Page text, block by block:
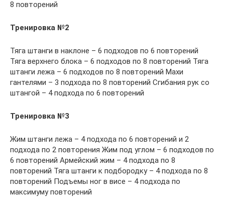
8 повторений
Тренировка №2
Тяга штанги в наклоне – 6 подходов по 6 повторений
Тяга верхнего блока – 6 подходов по 8 повторений Тяга
штанги лежа – 6 подходов по 8 повторений Махи
гантелями – 3 подхода по 8 повторений Сгибания рук со
штангой – 4 подхода по 6 повторений
Тренировка №3
Жим штанги лежа – 4 подхода по 6 повторений и 2
подхода по 2 повторения Жим под углом – 6 подходов по
6 повторений Армейский жим – 4 подхода по 8
повторений Тяга штанги к подбородку – 4 подхода по 8
повторений Подъемы ног в висе – 4 подхода по
максимуму повторений